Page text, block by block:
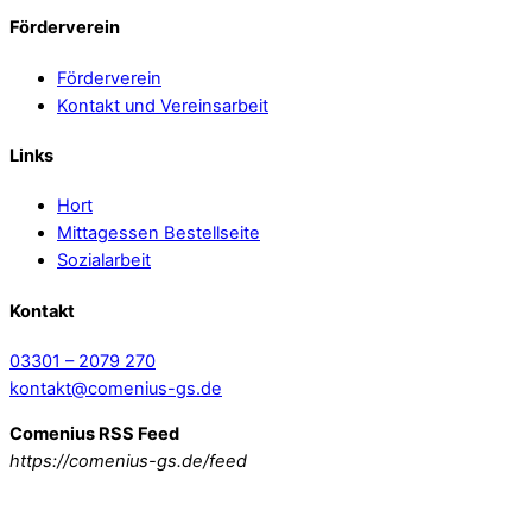
Förderverein
Förderverein
Kontakt und Vereinsarbeit
Links
Hort
Mittagessen Bestellseite
Sozialarbeit
Kontakt
03301 – 2079 270
kontakt@comenius-gs.de
Comenius RSS Feed
https://comenius-gs.de/feed